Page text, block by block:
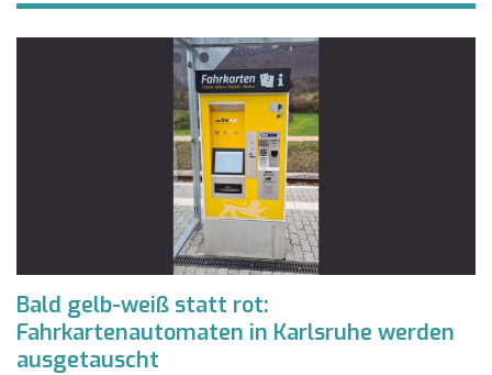
Bald gelb-weiß statt rot:
Fahrkartenautomaten in Karlsruhe werden
ausgetauscht